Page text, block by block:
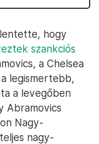
hogy
szankciós
a Chelsea
legismertebb,
a levegőben
Abramovics
Nagy-
nagy-